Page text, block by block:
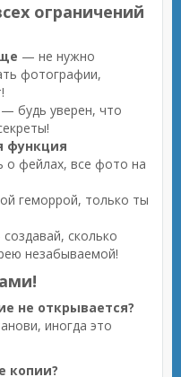
ограничений
— не нужно
фотографии,
— будь уверен, что
функция
о фейлах, все фото на
геморрой, только ты
сколько
незабываемой!
не открывается?
иногда это
копии?